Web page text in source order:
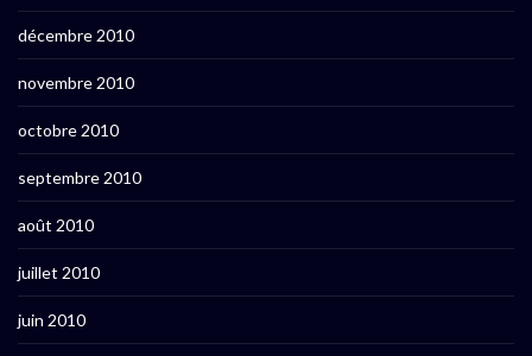
décembre 2010
novembre 2010
octobre 2010
septembre 2010
août 2010
juillet 2010
juin 2010